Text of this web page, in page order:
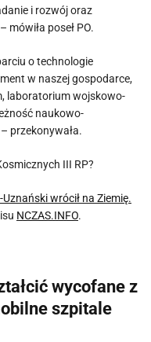
i rozwój oraz
poseł PO.
o technologie
w naszej gospodarce,
laboratorium wojskowo-
naukowo-
przekonywała.
III RP?
Uznański wrócił na Ziemię.
NCZAS.INFO.
wycofane z
szpitale